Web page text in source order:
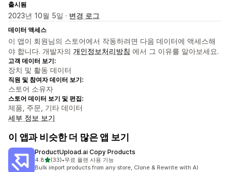
출시됨
2023년 10월 5일 · 변경 로그
데이터 액세스
이 앱이 회원님의 스토어에서 작동하려면 다음 데이터에 액세스해
야 합니다. 개발자의 개인정보처리방침 에서 그 이유를 알아보세요.
고객 데이터 보기:
장치 및 활동 데이터
직원 및 참여자 데이터 보기:
스토어 소유자
스토어 데이터 보기 및 편집:
제품, 주문, 기타 데이터
세부 정보 보기
이 앱과 비슷한 더 많은 앱 보기
ProductUpload.ai Copy Products
4.8별 5개 중
(33)
총 리뷰 33개
•무료 플랜 사용 가능
Bulk import products from any store, Clone & Rewrite with AI